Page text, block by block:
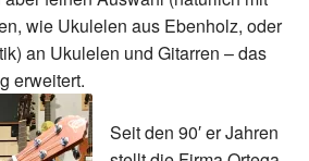
wie Ukulelen aus Ebenholz, oder
an Ukulelen und Gitarren – das
erweitert.
Seit den 90′ er Jahren